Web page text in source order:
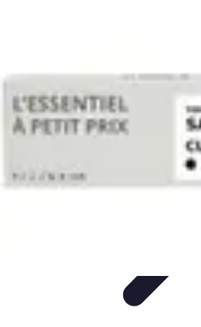
Toner Écologique